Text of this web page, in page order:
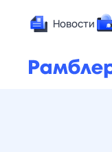
Новости